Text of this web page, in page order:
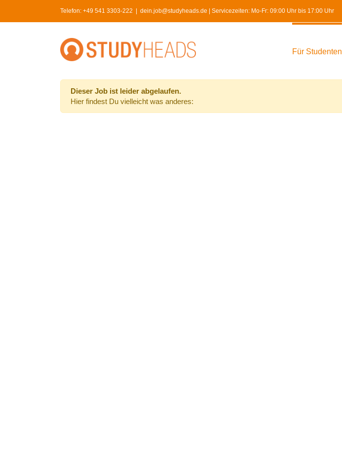
Telefon: +49 541 3303-222 dein.job@studyheads.de | Servicezeiten: Mo-Fr: 09:00 Uhr bis 17:00 Uhr
Für Studenten
Dieser Job ist leider abgelaufen.
Hier findest Du vielleicht was anderes: